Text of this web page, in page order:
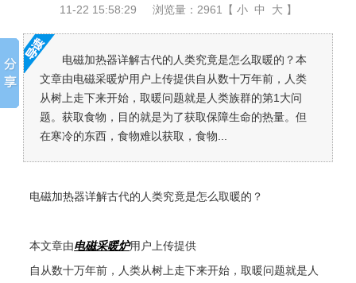
11-22 15:58:29
浏览量：2961【 小 中 大 】
电磁加热器详解古代的人类究竟是怎么取暖的？本
文章由电磁采暖炉用户上传提供自从数十万年前，人类
从树上走下来开始，取暖问题就是人类族群的第1大问
题。获取食物，目的就是为了获取保障生命的热量。但
在寒冷的东西，食物难以获取，食物...
电磁加热器详解古代的人类究竟是怎么取暖的？
本文章由电磁采暖炉用户上传提供
自从数十万年前，人类从树上走下来开始，取暖问题就是人